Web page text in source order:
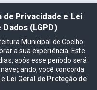
Privacidade e Lei
(LGPD)
Municipal de Coelho
a sua experiência. Este
após esse período será
você concorda
e Lei Geral de Proteção de